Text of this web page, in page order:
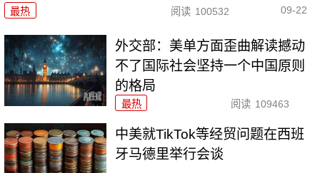
最热 阅读 100532 09-22
外交部：美单方面歪曲解读撼动
不了国际社会坚持一个中国原则
的格局
最热 阅读 109463
中美就TikTok等经贸问题在西班
牙马德里举行会谈